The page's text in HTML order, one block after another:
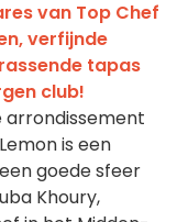
van Top Chef
verfijnde
tapas
club!
arrondissement
is een
goede sfeer
Khoury,